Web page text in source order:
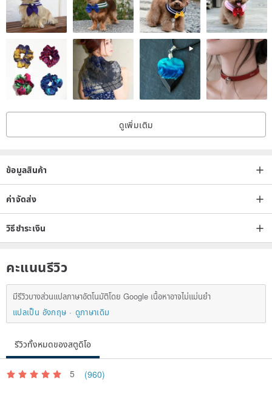
ดูเพิ่มเติม
ข้อมูลสินค้า
ค่าจัดส่ง
วิธีชำระเงิน
คะแนนรีวิว
มีรีวิวบางส่วนแปลภาษาอัตโนมัติโดย Google เนื้อหาอาจไม่แม่นยำ
แปลเป็น อังกฤษ
ดูภาษาเดิม
รีวิวทั้งหมดของสตูดิโอ
5 (960)